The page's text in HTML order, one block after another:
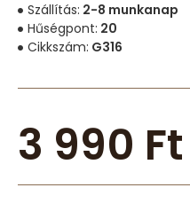
Hűségpont: 20
Cikkszám: G316
Szállítás: 2-8 munkanap
3 990 Ft